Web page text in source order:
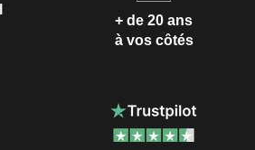
+ de 20 ans
à vos côtés